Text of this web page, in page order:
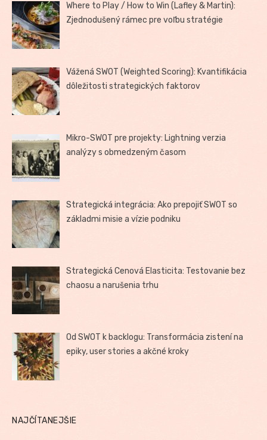
Where to Play / How to Win (Lafley & Martin):
Zjednodušený rámec pre voľbu stratégie
Vážená SWOT (Weighted Scoring): Kvantifikácia
dôležitosti strategických faktorov
Mikro-SWOT pre projekty: Lightning verzia
analýzy s obmedzeným časom
Strategická integrácia: Ako prepojiť SWOT so
základmi misie a vízie podniku
Strategická Cenová Elasticita: Testovanie bez
chaosu a narušenia trhu
Od SWOT k backlogu: Transformácia zistení na
epiky, user stories a akčné kroky
NAJČÍTANEJŠIE